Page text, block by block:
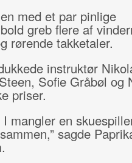
med et par pinlige
greb flere af
rørende takketaler.
instruktør
Sofie Gråbøl og
priser.
mangler en
sagde